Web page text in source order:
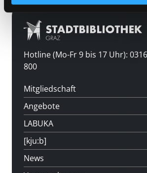
Hotline (Mo-Fr 9 bis 17 Uhr):
800
Mitgliedschaft
Angebote
LABUKA
[kju:b]
News